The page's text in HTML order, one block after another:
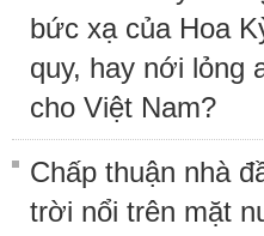
bức xạ của Hoa
quy, hay nới lỏng
cho Việt Nam?
Chấp thuận nhà
trời nổi trên mặt